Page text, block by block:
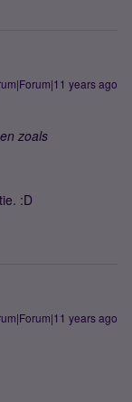
years ago
zoals
:D
years ago